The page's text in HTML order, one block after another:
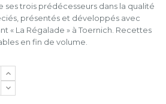
trois prédécesseurs dans la qualité
présentés et développés avec
« La Régalade » à Toernich. Recettes
en fin de volume.